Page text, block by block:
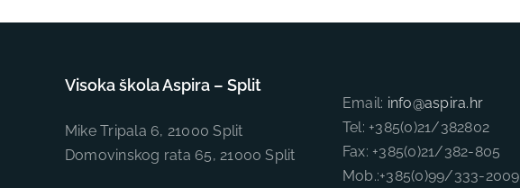
Visoka škola Aspira – Split
Mike Tripala 6, 21000 Split
Domovinskog rata 65, 21000 Split
Email: info@aspira.hr
Tel: +385(0)21/382802
Fax: +385(0)21/382-805
Mob.:+385(0)99/333-2009